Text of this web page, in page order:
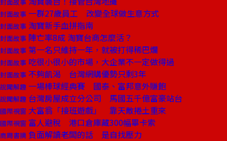
封面故事 一群27歲員工 改變全球做生意方式
封面故事 淘寶新手血拼指南
封面故事 陣亡率8成 淘寶台商怎麼活？
封面故事 第一名只維持一年，就被打得稀巴爛
封面故事 吃很小很小的市場，大企業不一定做得過
封面故事 不夠飢渴 台灣網購優勢只剩3年
說聞解趣 一場棒球經典賽 國泰、富邦意外賺飽
說聞解趣 台灣房屋成立分公司 馬國五千億富豪站台
國際視窗 大富翁「接班遊戲」 靠天敵捲土重來
國際視窗 富人避稅 港口倉庫藏300幅畢卡索
商周書摘 負面解讀老闆的話 是自找壓力